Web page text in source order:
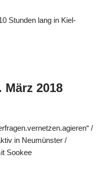
Stunden lang in Kiel-
2018
/
in Neumünster /
Sookee